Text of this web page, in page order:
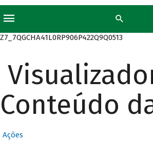
Z7_7QGCHA41L0RP906P422Q9Q0513
Conteúdo
Ações